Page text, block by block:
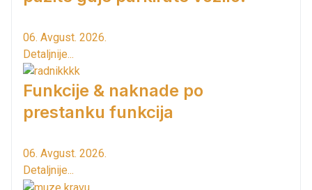
06. Avgust. 2026.
Detaljnije...
Funkcije & naknade po
prestanku funkcija
06. Avgust. 2026.
Detaljnije...